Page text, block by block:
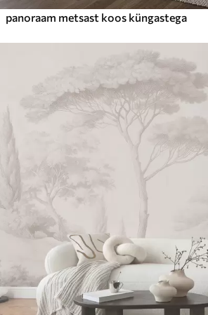
panoraam metsast koos küngastega